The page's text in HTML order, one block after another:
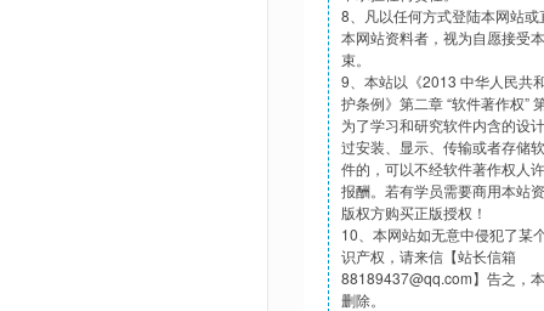
8、凡以任何方式登陆本网站
本网站资料者，视为自愿接受
束。
9、本站以《2013 中华人民共
护条例》第二章 “软件著作权”
为了学习和研究软件内含的设
过安装、显示、传输或者存储
件的，可以不经软件著作权人
报酬。若有学员需要商用本站
版权方购买正版授权！
10、本网站如无意中侵犯了某
识产权，请来信【站长信箱
88189437@qq.com】告之，
删除。